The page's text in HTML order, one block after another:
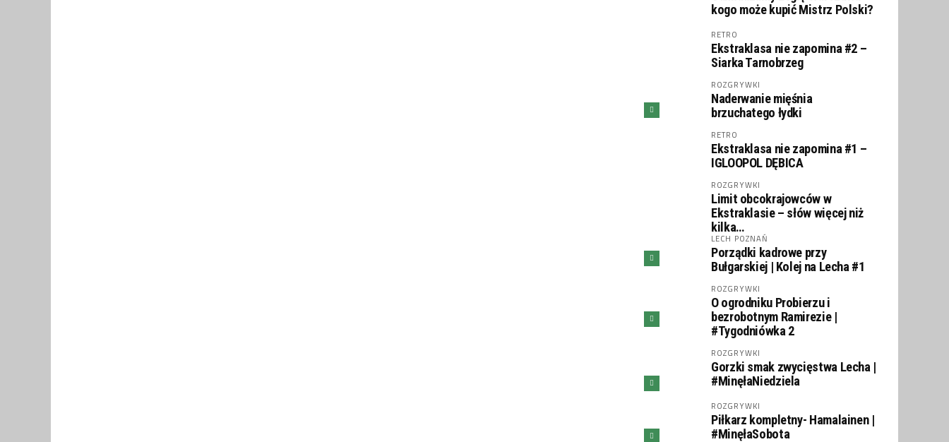
kogo może kupić Mistrz Polski?
RETRO
Ekstraklasa nie zapomina #2 –
Siarka Tarnobrzeg
ROZGRYWKI
Naderwanie mięśnia
brzuchatego łydki
RETRO
Ekstraklasa nie zapomina #1 –
IGLOOPOL DĘBICA
ROZGRYWKI
Limit obcokrajowców w
Ekstraklasie – słów więcej niż
kilka…
LECH POZNAŃ
Porządki kadrowe przy
Bułgarskiej | Kolej na Lecha #1
ROZGRYWKI
O ogrodniku Probierzu i
bezrobotnym Ramirezie |
#Tygodniówka 2
ROZGRYWKI
Gorzki smak zwycięstwa Lecha |
#MinęłaNiedziela
ROZGRYWKI
Piłkarz kompletny- Hamalainen |
#MinęłaSobota